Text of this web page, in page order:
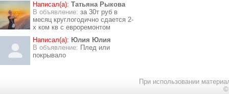
Написал(а): Татьяна Рыкова
В объявление: за 30т руб в
месяц круглогодично сдается 2-
х ком кв с евроремонтом
Написал(а): Юлия Юлия
В объявление: Плед или
покрывало
При использовании